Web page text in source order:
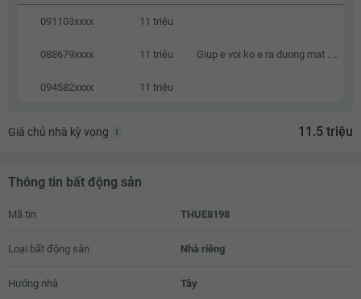
10 triệu
10.3 triệu
10.7 triệu
091103xxxx 11 triệu
088679xxxx 11 triệu
094582xxxx 11 triệu
Giá chủ nhà kỳ vọng 11.5 triệu
Thông tin bất động sản
Mã tin THUE8198
Loại bất động sản Nhà riêng
Hướng nhà Tây